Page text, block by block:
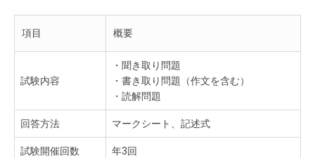
項目 概要
試験内容
・聞き取り問題
・書き取り問題（作文を含む）
・読解問題
回答方法 マークシート、記述式
試験開催回数 年3回